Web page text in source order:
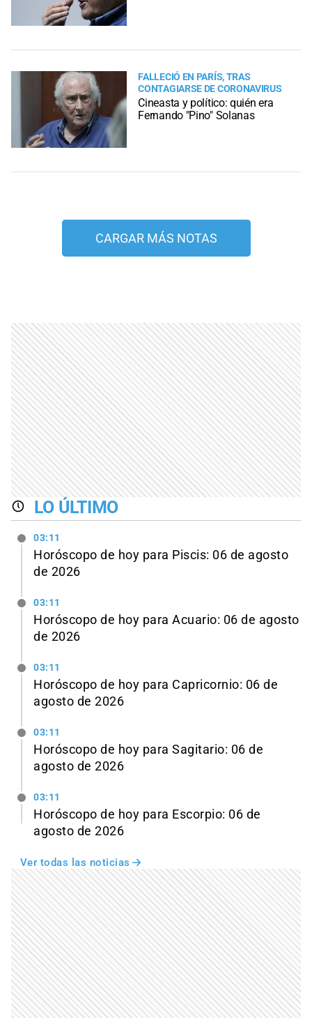
FALLECIÓ EN PARÍS, TRAS
CONTAGIARSE DE CORONAVIRUS
Cineasta y político: quién era
Fernando "Pino" Solanas
CARGAR MÁS NOTAS
LO ÚLTIMO
03:11
Horóscopo de hoy para Piscis: 06 de agosto
de 2026
03:11
Horóscopo de hoy para Acuario: 06 de agosto
de 2026
03:11
Horóscopo de hoy para Capricornio: 06 de
agosto de 2026
03:11
Horóscopo de hoy para Sagitario: 06 de
agosto de 2026
03:11
Horóscopo de hoy para Escorpio: 06 de
agosto de 2026
Ver todas las noticias